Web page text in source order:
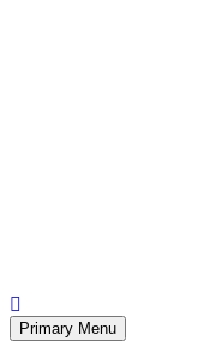
Primary Menu